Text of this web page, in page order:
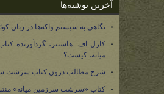
آخرین نوشته‌ها
نگاهی به سیستم واکه‌ها در زبان
کارل اف. هاستتر، گردآورنده
میانه، کیست؟
شرح مطالب درون کتاب سرشت
کتاب «سرشت سرزمین میانه»